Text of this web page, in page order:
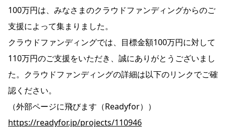
100万円は、みなさまのクラウドファンディングからのご
支援によって集まりました。
クラウドファンディングでは、目標金額100万円に対して
110万円のご支援をいただき、誠にありがとうございまし
た。クラウドファンディングの詳細は以下のリンクでご確
認ください。
（外部ページに飛びます（Readyfor））
https://readyfor.jp/projects/110946